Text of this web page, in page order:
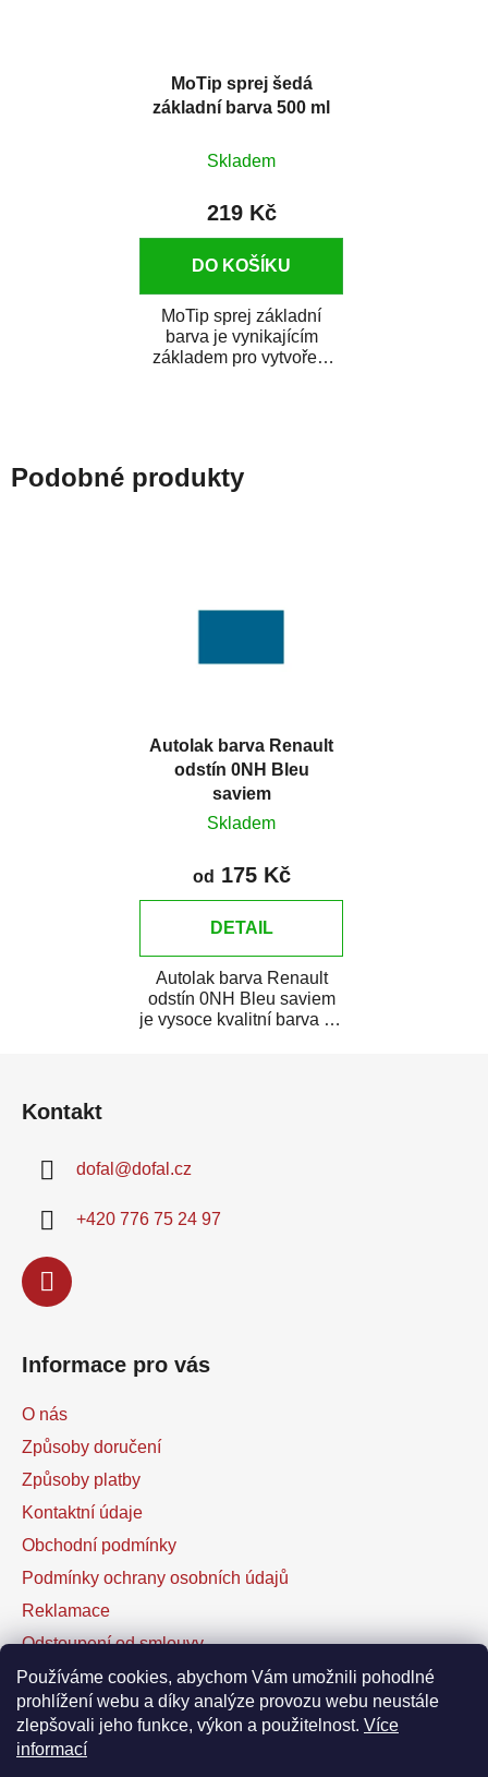
Používáme cookies, abychom Vám umožnili pohodlné
prohlížení webu a díky analýze provozu webu neustále
zlepšovali jeho funkce, výkon a použitelnost. Více
informací
MoTip sprej šedá
základní barva 500 ml
Skladem
219 Kč
DO KOŠÍKU
MoTip sprej základní
barva je vynikajícím
základem pro vytvoření
Podobné produkty
Autolak barva Renault
odstín 0NH Bleu
saviem
Skladem
od 175 Kč
DETAIL
Autolak barva Renault
odstín 0NH Bleu saviem
je vysoce kvalitní barva na
Kontakt
dofal @dofal.cz
+420 776 75 24 97
Informace pro vás
O nás
Způsoby doručení
Způsoby platby
Kontaktní údaje
Obchodní podmínky
Podmínky ochrany osobních údajů
Reklamace
Odstoupení od smlouvy
Kontaktní formulář
Facebook